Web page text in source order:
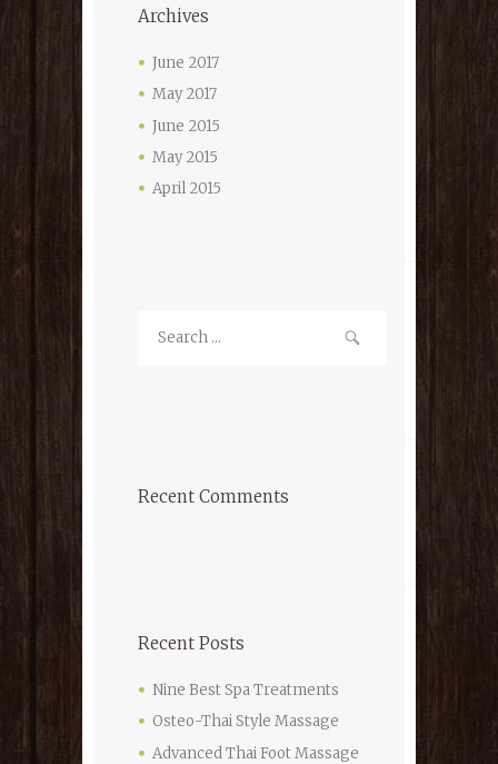
Archives
June 2017
May 2017
June 2015
May 2015
April 2015
Recent Comments
Recent Posts
Nine Best Spa Treatments
Osteo-Thai Style Massage
Advanced Thai Foot Massage